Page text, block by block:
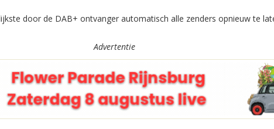
door de DAB+ ontvanger automatisch alle zenders opnieuw te
Advertentie